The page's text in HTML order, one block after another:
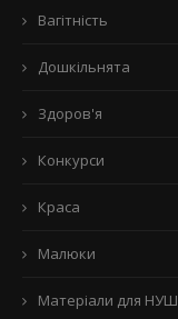
Вагітність
Дошкільнята
Здоров'я
Конкурси
Краса
Малюки
Матеріали для НУШ